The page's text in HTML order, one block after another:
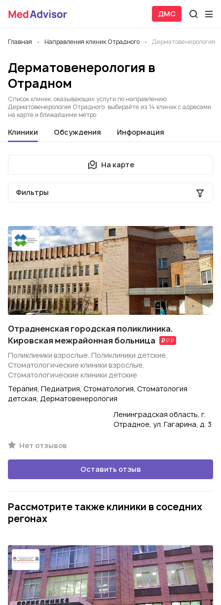
ДМС
Главная Направления клиник Отрадного Дерматовенерология
Дерматовенерология в
Отрадном
Список клиник, оказывающих услуги по направлению
Дерматовенерология Отрадного: выбирайте из 14 клиник с адресами
на карте и ближайшими метро
Клиники Обсуждения Информация
На карте
Фильтры
Отрадненская городская поликлиника.
Кировская межрайонная больница
Поликлиники взрослые, Поликлиники детские,
Стоматологические клиники взрослые,
Стоматологические клиники детские
Терапия, Педиатрия, Стоматология, Стоматология
детская, Дерматовенерология
Ленинградская область, г.
Отрадное, ул. Гагарина, д. 3
Нет отзывов
Оставить отзыв
Рассмотрите также клиники в соседних
регонах